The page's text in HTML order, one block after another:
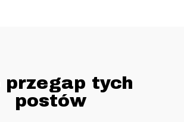
przegap tych
postów